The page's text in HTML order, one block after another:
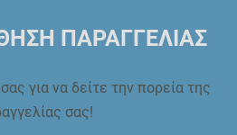
ΠΑΡΑΓΓΕΛΙΑΣ
για να δείτε την πορεία της
σας!